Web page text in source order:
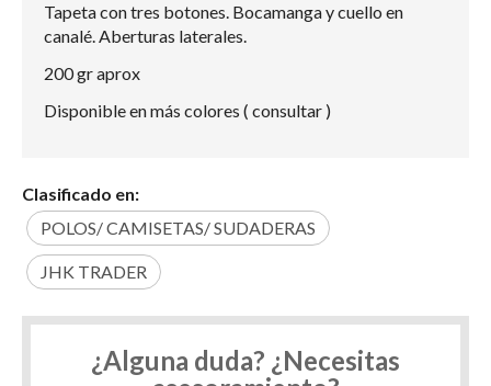
Tapeta con tres botones. Bocamanga y cuello en
canalé. Aberturas laterales.
200 gr aprox
Disponible en más colores ( consultar )
Clasificado en:
POLOS/ CAMISETAS/ SUDADERAS
JHK TRADER
¿Alguna duda? ¿Necesitas